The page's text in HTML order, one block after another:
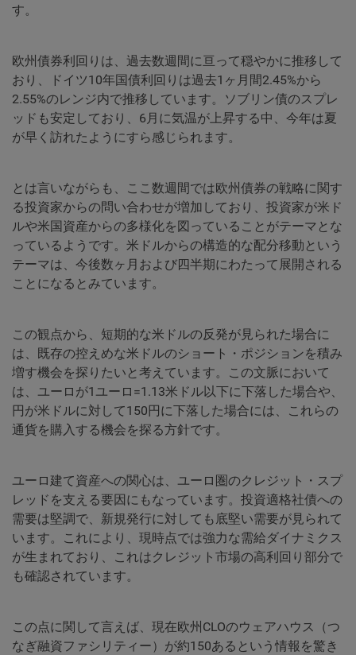
す。
欧州債券利回りは、過去数週間に亘って穏やかに推移して
おり、ドイツ10年国債利回りは過去1ヶ月間2.45%から
2.55%のレンジ内で推移しています。ソブリン債のスプレ
ッドも安定しており、6月に気温が上昇する中、今年は夏
が早く訪れたようにすら感じられます。
とは言いながらも、ここ数週間では欧州債券の戦略に関す
る投資家からの問い合わせが増加しており、投資家が米ド
ルや米国資産からの多様化を図っていることがテーマとな
っているようです。米ドルからの構造的な配分移動という
テーマは、今後数ヶ月および四半期にわたって展開される
ことになるとみています。
この観点から、短期的な米ドルの反発が見られた場合に
は、既存の控えめな米ドルのショート・ポジションを積み
増す機会を探りたいと考えています。この文脈において
は、ユーロが1ユーロ=1.13米ドル以下に下落した場合や、
円が米ドルに対して150円に下落した場合には、これらの
通貨を購入する機会を探る方針です。
ユーロ建て資産への関心は、ユーロ圏のクレジット・スプ
レッドを支える要因にもなっています。投資適格社債への
需要は堅調で、新規発行に対しても底堅い需要が見られて
います。これにより、現時点では強力な需給ダイナミクス
が生まれており、これはクレジット市場の高利回り部分で
も確認されています。
この点に関して言えば、現在欧州CLOのウェアハウス（つ
なぎ融資ファシリティー）が約150あるという情報を驚き